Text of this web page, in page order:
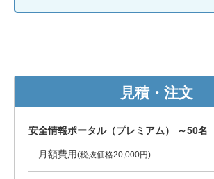
見積・注文
安全情報ポータル（プレミアム） ～50名
月額費用(税抜価格20,000円)